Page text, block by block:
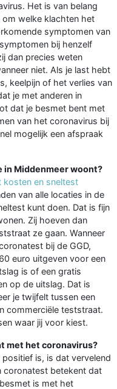
Het is van belang
welke klachten het
symptomen van
bij henzelf
dan precies weten
niet. Als je last hebt
keelpijn of het verlies van
je met anderen in
dat je besmet bent met
van het coronavirus bij
mogelijk een afspraak
in Middenmeer woont?
kosten en sneltest
van alle locaties in de
kunt doen. Dat is fijn
Zij hoeven dan
ze gaan. Wanneer
bij de GGD,
euro uitgeven voor een
is of een gratis
op de uitslag. Dat is
je twijfelt tussen een
commerciële teststraat.
waar jij voor kiest.
met het coronavirus?
is, is dat vervelend
coronatest betekent dat
is met het